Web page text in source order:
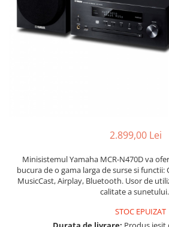
On ear
Over Ear
Casti Gaming
DAC
Tunere
Blu-ray Player
Prolights
Cablu semnal echipat
Platane
Pupitre Mobile
Efecte de lumina cu LED
Lasere
Masini Fum Ceata Baloane
Moving Heads & Scanners
Proiectoare Teatru si Scena
2.899,00 Lei
Minisistemul Yamaha MCR-N470D va
bucura de o gama larga de surse si functii:
MusicCast, Airplay, Bluetooth. Usor de
calitate a sunetului.
STOC EPUIZAT